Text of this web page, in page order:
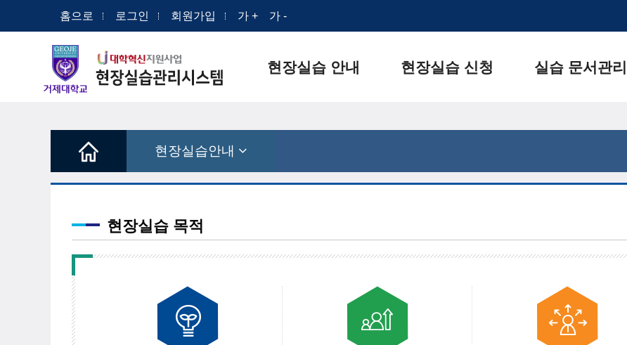
홈으로 로그인 회원가입 가 + 가 -
현장실습 안내 현장실습 신청 실습 문서관리
현장실습안내
현장실습 목적